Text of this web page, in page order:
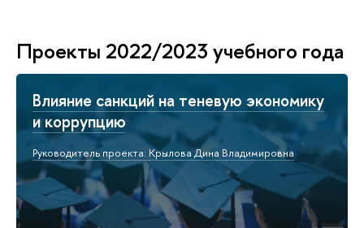
Проекты 2022/2023 учебного года
Влияние санкций на теневую экономику
и коррупцию
Руководитель проекта: Крылова Дина Владимировна